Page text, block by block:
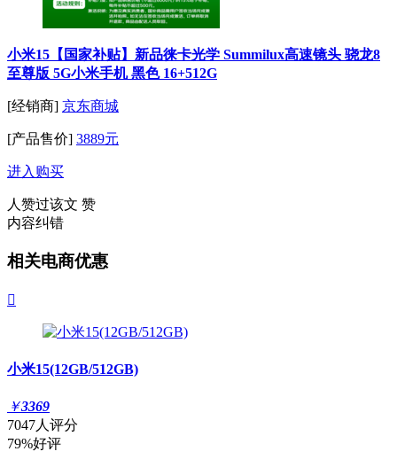
小米15【国家补贴】新品徕卡光学 Summilux高速镜头 骁龙8
至尊版 5G小米手机 黑色 16+512G
[经销商] 京东商城
[产品售价] 3889元
进入购买
人赞过该文 赞
内容纠错
相关电商优惠

小米15(12GB/512GB)
￥3369
7047人评分
79%好评